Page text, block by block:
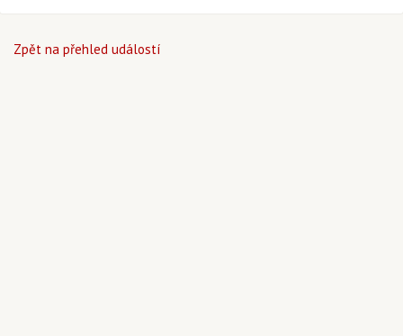
Zpět na přehled událostí